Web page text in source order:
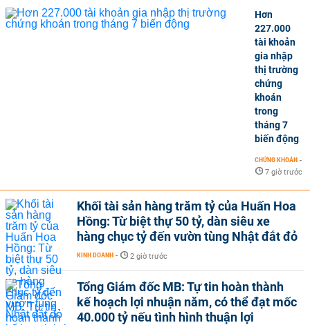
Hơn
227.000
tài khoản
gia nhập
thị trường
chứng
khoán
trong
tháng 7
biến động
CHỨNG KHOÁN -
7 giờ trước
Khối tài sản hàng trăm tỷ của Huấn Hoa
Hồng: Từ biệt thự 50 tỷ, dàn siêu xe
hàng chục tỷ đến vườn tùng Nhật đắt đỏ
KINH DOANH - 2 giờ trước
Tổng Giám đốc MB: Tự tin hoàn thành
kế hoạch lợi nhuận năm, có thể đạt mốc
40.000 tỷ nếu tình hình thuận lợi